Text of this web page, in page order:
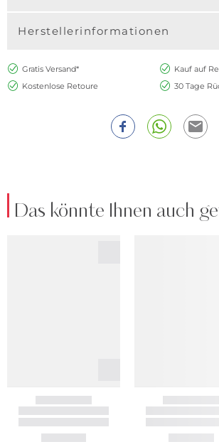
Herstellerinformationen
Gratis Versand*
Kauf auf
Kostenlose Retoure
30 Tage
Das könnte Ihnen auch